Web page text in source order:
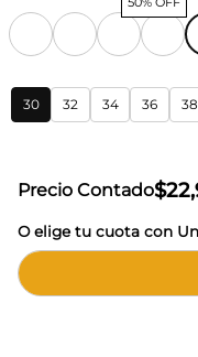
30 32 34 36 38
Precio Contado$22,
O elige tu cuota con